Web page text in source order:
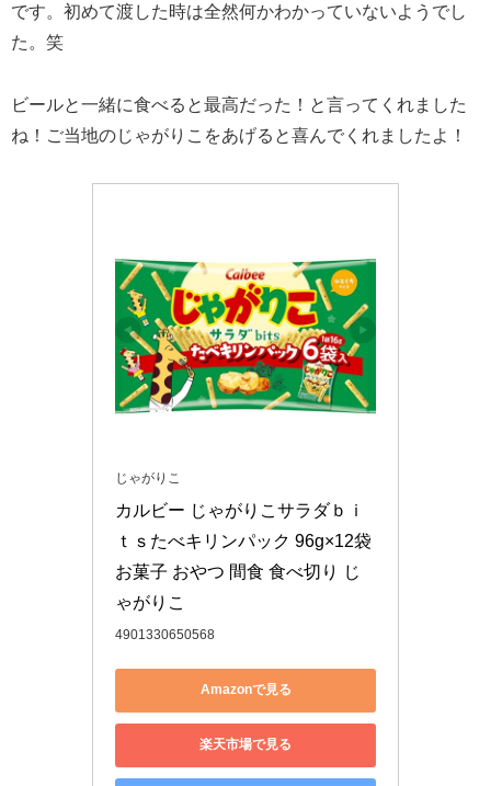
です。初めて渡した時は全然何かわかっていないようでし
た。笑
ビールと一緒に食べると最高だった！と言ってくれました
ね！ご当地のじゃがりこをあげると喜んでくれましたよ！
じゃがりこ
カルビー じゃがりこサラダｂｉ
ｔｓたべキリンパック 96g×12袋
お菓子 おやつ 間食 食べ切り じ
ゃがりこ
4901330650568
Amazonで見る
楽天市場で見る